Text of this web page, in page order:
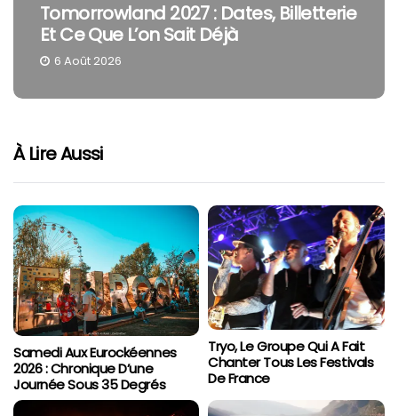
The Cure En Festival : Pourquoi Robert
Smith Reste Une Tête D’affiche À Part
4 Août 2026
À Lire Aussi
Samedi Aux Eurockéennes
2026 : Chronique D’une
Journée Sous 35 Degrés
Tryo, Le Groupe Qui A Fait
Chanter Tous Les Festivals
De France